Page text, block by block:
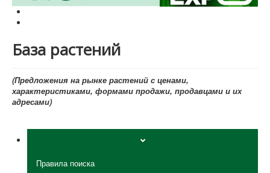
База растений
(Предложения на рынке растений с ценами,
характеристиками, формами продажи, продавцами и их
адресами)
Правила поиска